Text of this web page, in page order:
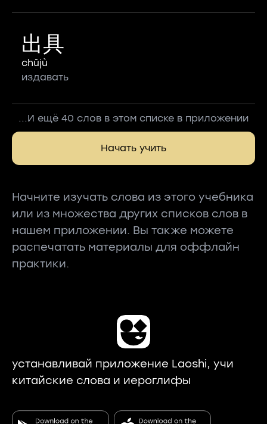
出具
chūjù
издавать
...И ещё 40 слов в этом списке в приложении
Начать учить
Начните изучать слова из этого учебника
или из множества других списков слов в
нашем приложении. Вы также можете
распечатать материалы для оффлайн
практики.
устанавливай приложение Laoshi, учи
китайские слова и иероглифы